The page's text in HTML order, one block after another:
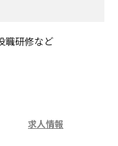
職研修など
求人情報